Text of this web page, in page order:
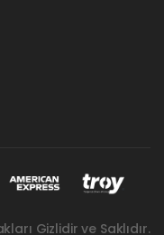
Gizlidir ve Saklıdır.